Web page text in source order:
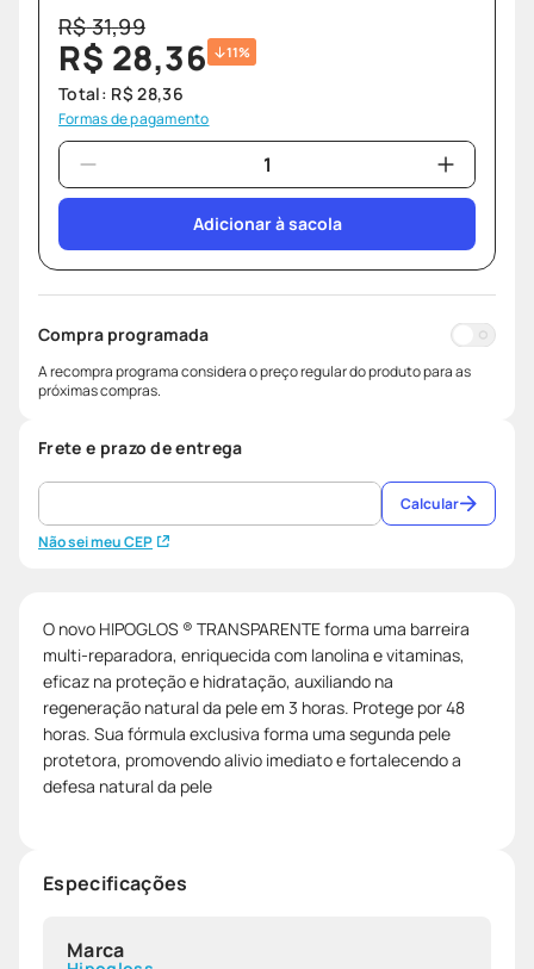
R$31,99
R$ 28,36 11%
Total: R$ 28,36
Formas de pagamento
Adicionar à sacola
Compra programada
A recompra programa considera o preço regular do produto para as
próximas compras.
Frete e prazo de entrega
Não sei meu CEP
Calcular
O novo HIPOGLOS ® TRANSPARENTE forma uma barreira
multi-reparadora, enriquecida com lanolina e vitaminas,
eficaz na proteção e hidratação, auxiliando na
regeneração natural da pele em 3 horas. Protege por 48
horas. Sua fórmula exclusiva forma uma segunda pele
protetora, promovendo alivio imediato e fortalecendo a
defesa natural da pele
Especificações
Marca